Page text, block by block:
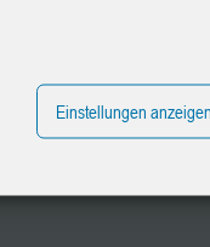
Einstellungen